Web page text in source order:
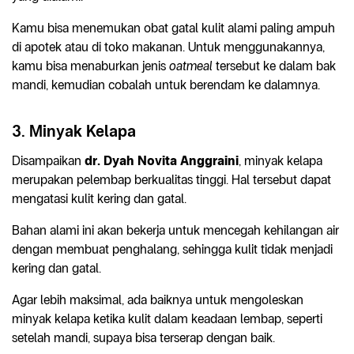
Kamu bisa menemukan obat gatal kulit alami paling ampuh
di apotek atau di toko makanan. Untuk menggunakannya,
kamu bisa menaburkan jenis oatmeal tersebut ke dalam bak
mandi, kemudian cobalah untuk berendam ke dalamnya.
3. Minyak Kelapa
Disampaikan dr. Dyah Novita Anggraini, minyak kelapa
merupakan pelembap berkualitas tinggi. Hal tersebut dapat
mengatasi kulit kering dan gatal.
Bahan alami ini akan bekerja untuk mencegah kehilangan air
dengan membuat penghalang, sehingga kulit tidak menjadi
kering dan gatal.
Agar lebih maksimal, ada baiknya untuk mengoleskan
minyak kelapa ketika kulit dalam keadaan lembap, seperti
setelah mandi, supaya bisa terserap dengan baik.